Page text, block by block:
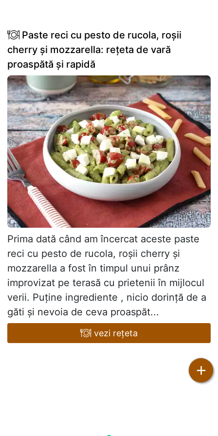
Paste reci cu pesto de rucola, roșii
cherry și mozzarella: rețeta de vară
proaspătă și rapidă
Prima dată când am încercat aceste paste
reci cu pesto de rucola, roșii cherry și
mozzarella a fost în timpul unui prânz
improvizat pe terasă cu prietenii în mijlocul
verii. Puține ingrediente , nicio dorință de a
găti și nevoia de ceva proaspăt...
vezi rețeta
+